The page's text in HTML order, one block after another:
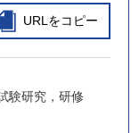
URLをコピー
研究，研修